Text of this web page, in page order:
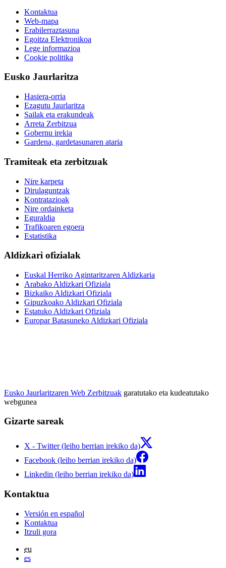
Kontaktua
Web-mapa
Erabilerraztasuna
Egoitza Elektronikoa
Lege informazioa
Cookie politika
Eusko Jaurlaritza
Hasiera-orria
Ezagutu Jaurlaritza
Sailak eta erakundeak
Arreta Zerbitzua
Gobernu irekia
Gardena, gardetasunaren ataria
Tramiteak eta zerbitzuak
Nire karpeta
Dirulaguntzak
Kontratazioak
Nire ordainketa
Eguraldia
Trafikoaren egoera
Estatistika
Aldizkari ofizialak
Euskal Herriko Agintaritzaren Aldizkaria
Arabako Aldizkari Ofiziala
Bizkaiko Aldizkari Ofiziala
Gipuzkoako Aldizkari Ofiziala
Estatuko Aldizkari Ofiziala
Europar Batasuneko Aldizkari Ofiziala
Eusko Jaurlaritzaren Web Zerbitzuak garatutako eta kudeatutako
webgunea
Gizarte sareak
X - Twitter (leiho berrian irekiko da)
Facebook (leiho berrian irekiko da)
Linkedin (leiho berrian irekiko da)
Kontaktua
Versión en español
Kontaktua
Itzuli gora
eu
es